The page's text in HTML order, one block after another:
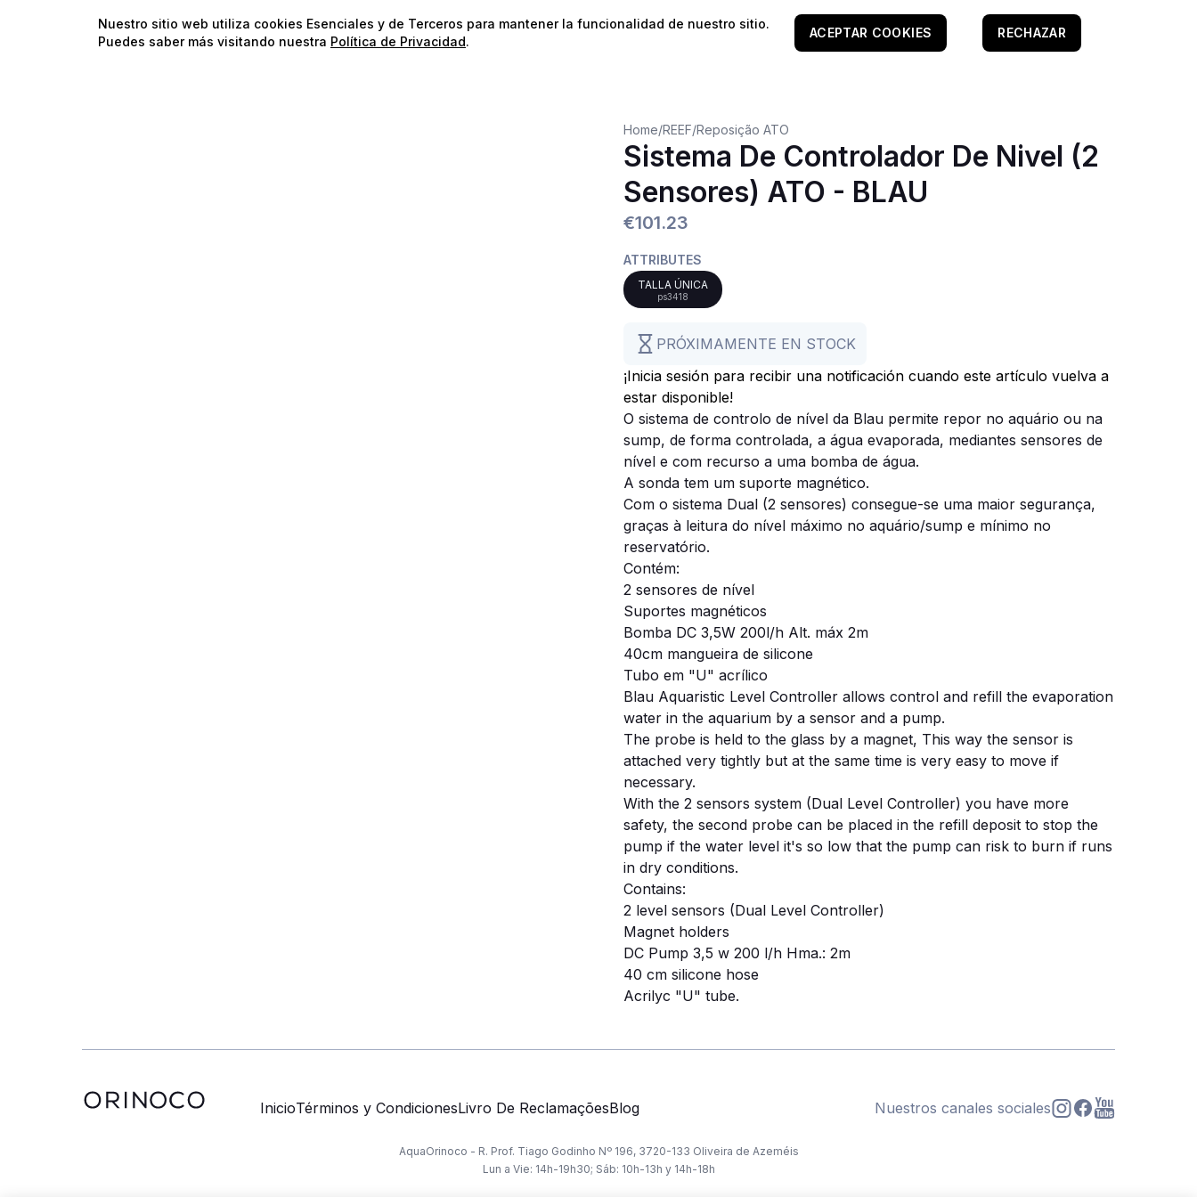
⭐️¡Envíos gratis para pedidos superiores a 60€!*⭐️
Home/REEF/Reposição ATO
Sistema De Controlador De Nivel (2
Sensores) ATO - BLAU
€101.23
ATTRIBUTES
TALLA ÚNICA
ps3418
PRÓXIMAMENTE EN STOCK
¡Inicia sesión para recibir una notificación cuando este artículo vuelva a
estar disponible!
O sistema de controlo de nível da Blau permite repor no aquário ou na
sump, de forma controlada, a água evaporada, mediantes sensores de
nível e com recurso a uma bomba de água.
A sonda tem um suporte magnético.
Com o sistema Dual (2 sensores) consegue-se uma maior segurança,
graças à leitura do nível máximo no aquário/sump e mínimo no
reservatório.
Contém:
2 sensores de nível
Suportes magnéticos
Bomba DC 3,5W 200l/h Alt. máx 2m
40cm mangueira de silicone
Tubo em "U" acrílico
Blau Aquaristic Level Controller allows control and refill the evaporation
water in the aquarium by a sensor and a pump.
The probe is held to the glass by a magnet, This way the sensor is
attached very tightly but at the same time is very easy to move if
necessary.
With the 2 sensors system (Dual Level Controller) you have more
safety, the second probe can be placed in the refill deposit to stop the
pump if the water level it's so low that the pump can risk to burn if runs
in dry conditions.
Contains:
2 level sensors (Dual Level Controller)
Magnet holders
DC Pump 3,5 w 200 l/h Hma.: 2m
40 cm silicone hose
Acrilyc "U" tube.
InicioTérminos y CondicionesLivro De ReclamaçõesBlog Nuestros canales sociales
AquaOrinoco - R. Prof. Tiago Godinho Nº 196, 3720-133 Oliveira de Azeméis
Lun a Vie: 14h-19h30; Sáb: 10h-13h y 14h-18h
Nuestro sitio web utiliza cookies Esenciales y de Terceros para mantener la funcionalidad de nuestro sitio.
Puedes saber más visitando nuestra Política de Privacidad.
ACEPTAR COOKIES RECHAZAR